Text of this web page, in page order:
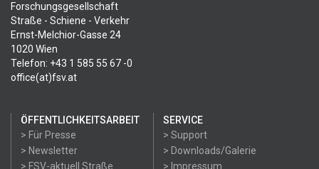
Forschungsgesellschaft
Straße - Schiene - Verkehr
Ernst-Melchior-Gasse 24
1020 Wien
Telefon: +43 1 585 55 67 -0
office(at)fsv.at
ÖFFENTLICHKEITSARBEIT
> Für Presse
> Newsletter
> FSV-aktuell Straße
SERVICE
> Support
> Downloads/Galerie
> Impressum